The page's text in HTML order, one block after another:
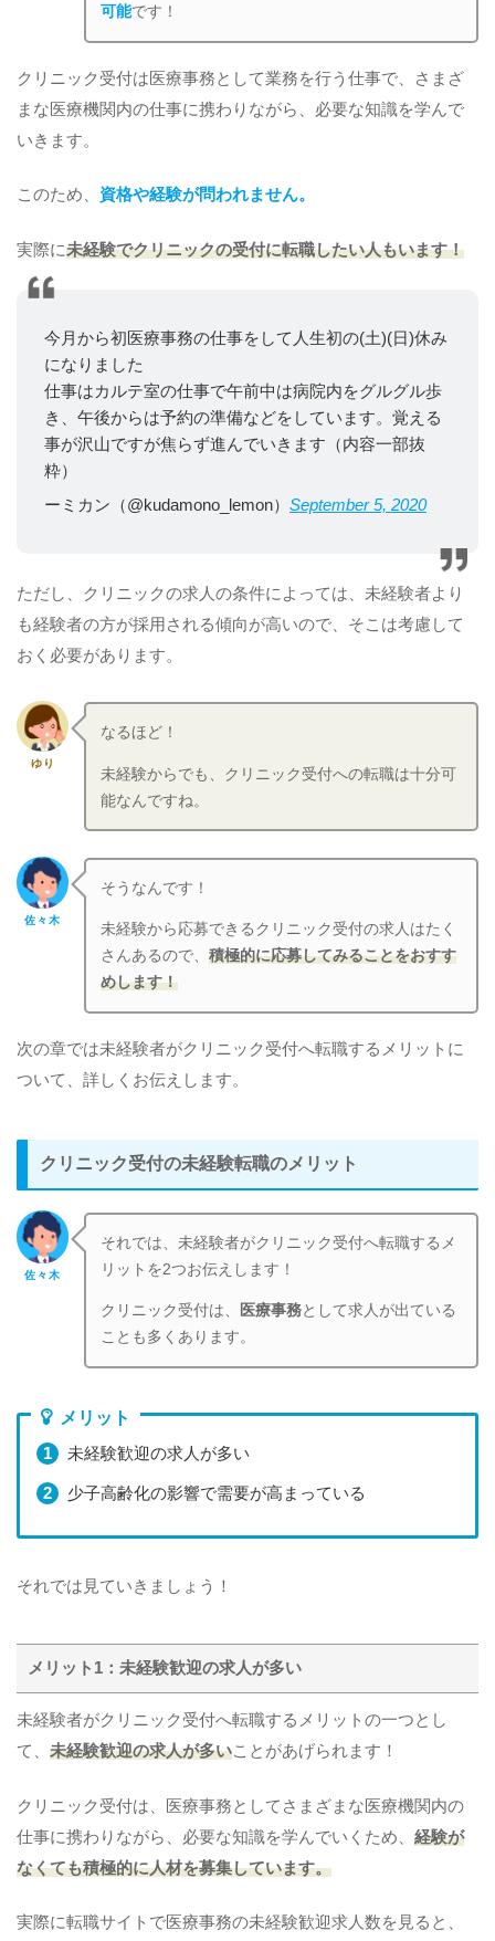
可能です！
クリニック受付は医療事務として業務を行う仕事で、さまざ
まな医療機関内の仕事に携わりながら、必要な知識を学んで
いきます。
このため、 資格や経験が問われません。
実際に未経験でクリニックの受付に転職したい人もいます！
今月から初医療事務の仕事をして人生初の(土)(日)休み
になりました
仕事はカルテ室の仕事で午前中は病院内をグルグル歩
き、午後からは予約の準備などをしています。覚える
事が沢山ですが焦らず進んでいきます（内容一部抜
粋）
ーミカン（@kudamono_lemon） September 5, 2020
ただし、クリニックの求人の条件によっては、未経験者より
も経験者の方が採用される傾向が高いので、そこは考慮して
おく必要があります。
ゆり
なるほど！
未経験からでも、クリニック受付への転職は十分可
能なんですね。
佐々木
そうなんです！
未経験から応募できるクリニック受付の求人はたく
さんあるので、積極的に応募してみることをおすす
めします！
次の章では未経験者がクリニック受付へ転職するメリットに
ついて、詳しくお伝えします。
クリニック受付の未経験転職のメリット
佐々木
それでは、未経験者がクリニック受付へ転職するメ
リットを2つお伝えします！
クリニック受付は、 医療事務として求人が出ている
ことも多くあります。
メリット
未経験歓迎の求人が多い
少子高齢化の影響で需要が高まっている
それでは見ていきましょう！
メリット1：未経験歓迎の求人が多い
未経験者がクリニック受付へ転職するメリットの一つとし
て、 未経験歓迎の求人が多いことがあげられます！
クリニック受付は、医療事務としてさまざまな医療機関内の
仕事に携わりながら、必要な知識を学んでいくため、 経験が
なくても積極的に人材を募集しています。
実際に転職サイトで医療事務の未経験歓迎求人数を見ると、